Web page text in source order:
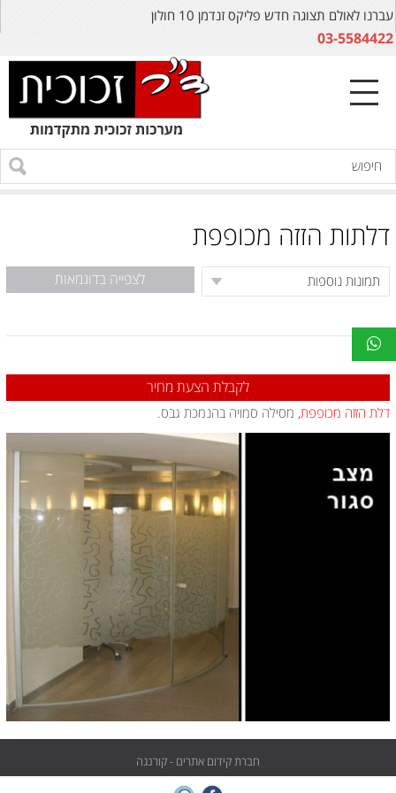
עברנו לאולם תצוגה חדש פליקס זנדמן 10 חולון
03-5584422
דלתות הזזה מכופפת
לצפייה בדוגמאות
לקבלת הצעת מחיר
דלת הזזה מכופפת, מסילה סמויה בהנמכת גבס.
חברת קידום אתרים - קורנגה